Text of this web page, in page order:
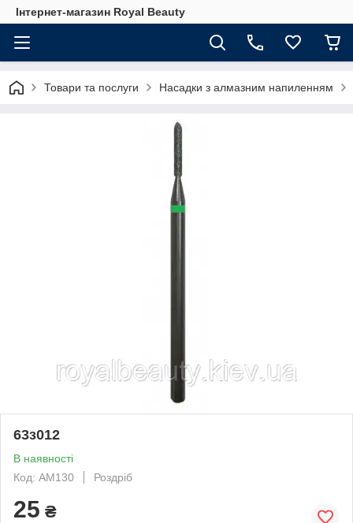
Інтернет-магазин Royal Beauty
Товари та послуги Насадки з алмазним напиленням
63з012
В наявності
Код: АМ130
Роздріб
25 ₴